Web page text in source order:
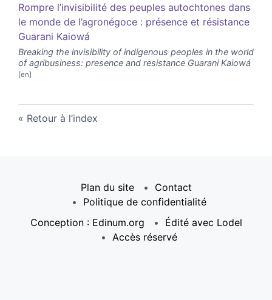
Rompre l’invisibilité des peuples autochtones dans
le monde de l’agronégoce : présence et résistance
Guarani Kaiowá
Breaking the invisibility of indigenous peoples in the world
of agribusiness: presence and resistance Guarani Kaiowá
Retour à l’index
Plan du site
Contact
Politique de confidentialité
Conception : Edinum.org
Édité avec Lodel
Accès réservé